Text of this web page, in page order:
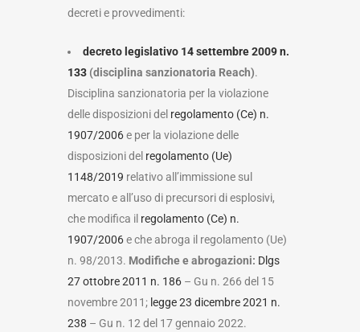
decreti e provvedimenti:
decreto legislativo 14 settembre 2009 n.
133 (disciplina sanzionatoria Reach).
Disciplina sanzionatoria per la violazione
delle disposizioni del regolamento (Ce) n.
1907/2006e per la violazione delle
disposizioni del regolamento (Ue)
1148/2019 relativo all’immissione sul
mercato e all’uso di precursori di esplosivi,
che modifica il regolamento (Ce) n.
1907/2006e che abroga il regolamento (Ue)
n. 98/2013. Modifiche e abrogazioni: Dlgs
27 ottobre 2011 n. 186 – Gu n. 266 del 15
novembre 2011; legge 23 dicembre 2021 n.
238 – Gu n. 12 del 17 gennaio 2022.